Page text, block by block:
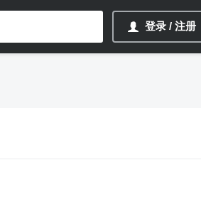
登录 / 注册